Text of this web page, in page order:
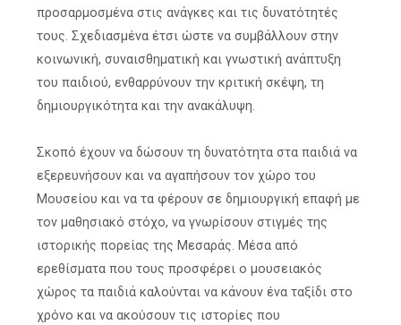
προσαρμοσμένα στις ανάγκες και τις δυνατότητές
τους. Σχεδιασμένα έτσι ώστε να συμβάλλουν στην
κοινωνική, συναισθηματική και γνωστική ανάπτυξη
του παιδιού, ενθαρρύνουν την κριτική σκέψη, τη
δημιουργικότητα και την ανακάλυψη.
Σκοπό έχουν να δώσουν τη δυνατότητα στα παιδιά να
εξερευνήσουν και να αγαπήσουν τον χώρο του
Μουσείου και να τα φέρουν σε δημιουργική επαφή με
τον μαθησιακό στόχο, να γνωρίσουν στιγμές της
ιστορικής πορείας της Μεσαράς. Μέσα από
ερεθίσματα που τους προσφέρει ο μουσειακός
χώρος τα παιδιά καλούνται να κάνουν ένα ταξίδι στο
χρόνο και να ακούσουν τις ιστορίες που